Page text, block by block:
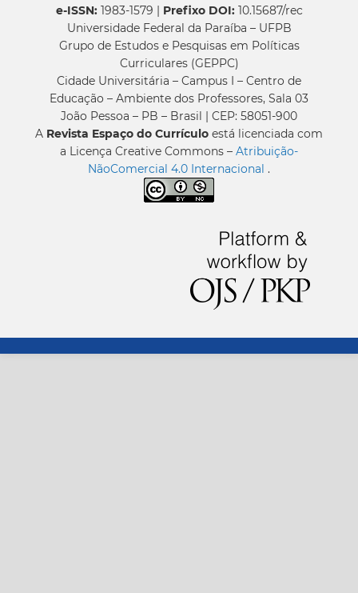
e-ISSN:1983-1579 | Prefixo DOI:10.15687/rec
Universidade Federal da Paraíba – UFPB
Grupo de Estudos e Pesquisas em Políticas
Curriculares (GEPPC)
Cidade Universitária – Campus I – Centro de
Educação – Ambiente dos Professores, Sala 03
João Pessoa – PB – Brasil | CEP: 58051-900
A Revista Espaço do Currículo está licenciada com
a Licença Creative Commons – Atribuição-
NãoComercial 4.0 Internacional .